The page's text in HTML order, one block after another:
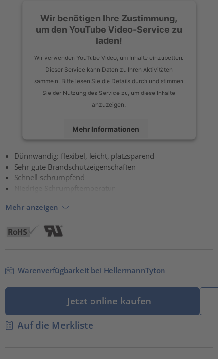
Wir benötigen Ihre Zustimmung,
um den YouTube Video-Service zu
laden!
Wir verwenden YouTube Video, um Inhalte einzubetten.
Dieser Service kann Daten zu Ihren Aktivitäten
sammeln. Bitte lesen Sie die Details durch und stimmen
Sie der Nutzung des Service zu, um diese Inhalte
anzuzeigen.
Mehr Informationen
Akzeptieren
powered byUsercentrics Consent Management Platform
Dünnwandig: flexibel, leicht, platzsparend
Sehr gute Brandschutzeigenschaften
Schnell schrumpfend
Niedrige Schrumpftemperatur
Mehr anzeigen
Warenverfügbarkeit bei HellermannTyton
Jetzt online kaufen
Auf die Merkliste